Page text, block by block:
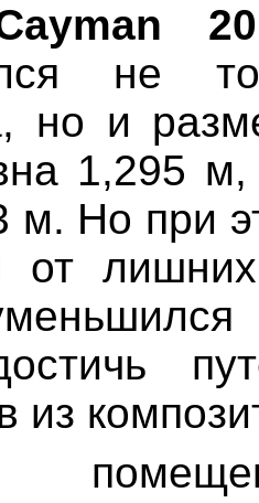
не
но и
1,295
м. Но при
от
из